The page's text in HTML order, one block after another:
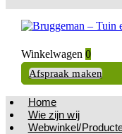
Winkelwagen 0
Afspraak maken
Home
Wie zijn wij
Webwinkel/